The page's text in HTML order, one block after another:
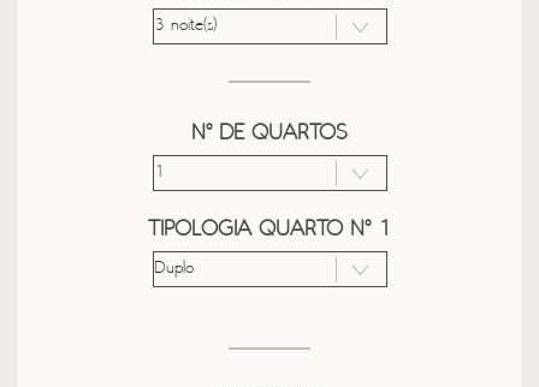
Nº DE QUARTOS
TIPOLOGIA QUARTO Nº 1